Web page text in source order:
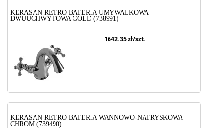
KERASAN RETRO BATERIA UMYWALKOWA
DWUUCHWYTOWA GOLD (738991)
1642.35zł/szt.
KERASAN RETRO BATERIA WANNOWO-NATRYSKOWA
CHROM (739490)